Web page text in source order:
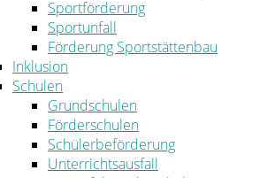
Sportförderung
Sportunfall
Förderung Sportstättenbau
Inklusion
Schulen
Grundschulen
Förderschulen
Schülerbeförderung
Unterrichtsausfall